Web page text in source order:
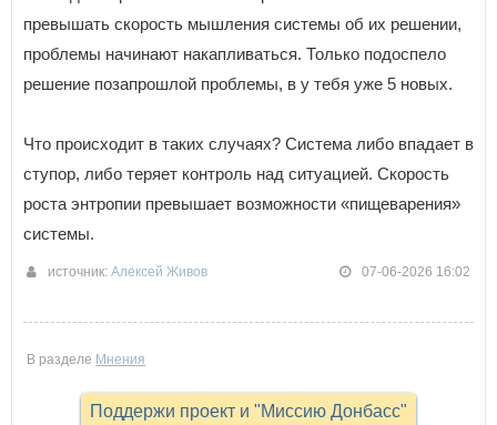
превышать скорость мышления системы об их решении,
проблемы начинают накапливаться. Только подоспело
решение позапрошлой проблемы, в у тебя уже 5 новых.
Что происходит в таких случаях? Система либо впадает в
ступор, либо теряет контроль над ситуацией. Скорость
роста энтропии превышает возможности «пищеварения»
системы.
источник: Алексей Живов 07-06-2026 16:02
В разделе Мнения
Поддержи проект и "Миссию Донбасс"